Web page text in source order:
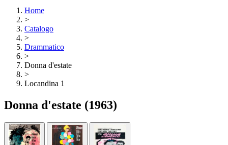
Home
>
Catalogo
>
Drammatico
>
Donna d'estate
>
Locandina 1
Donna d'estate (1963)